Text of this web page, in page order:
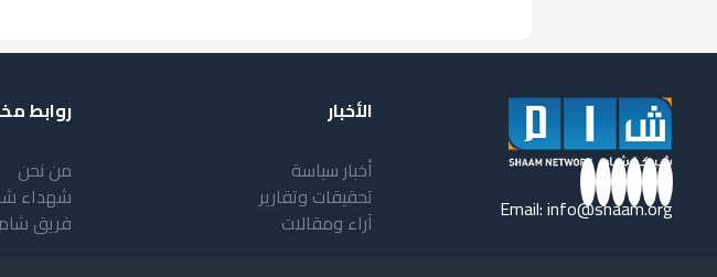
Email:info@shaam.org
الأخبار
أخبار سياسة
تحقيقات وتقارير
آراء ومقالات
روابط
من نحن
شهداء
فريق شام